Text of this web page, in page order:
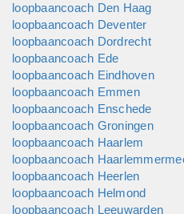
loopbaancoach Den Haag
loopbaancoach Deventer
loopbaancoach Dordrecht
loopbaancoach Ede
loopbaancoach Eindhoven
loopbaancoach Emmen
loopbaancoach Enschede
loopbaancoach Groningen
loopbaancoach Haarlem
loopbaancoach
loopbaancoach Heerlen
loopbaancoach Helmond
loopbaancoach Leeuwarden